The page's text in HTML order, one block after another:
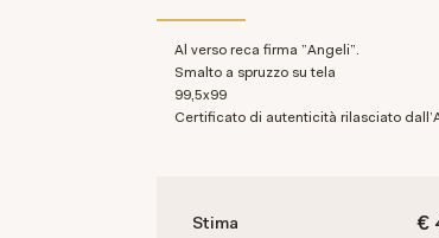
Al verso reca firma "Angeli".
Smalto a spruzzo su tela
99,5x99
Certificato di autenticità rilasciato
€
Stima